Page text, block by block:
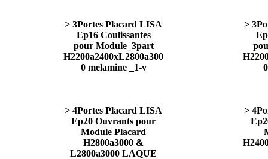
> 3Portes Placard LISA
Ep16 Coulissantes
pour Module_3part
H2200a2400xL2800a300
0 melamine _1-v
>
> 4Portes Placard LISA
Ep20 Ouvrants pour
Module Placard
H2800a3000 &
L2800a3000 LAQUE
>